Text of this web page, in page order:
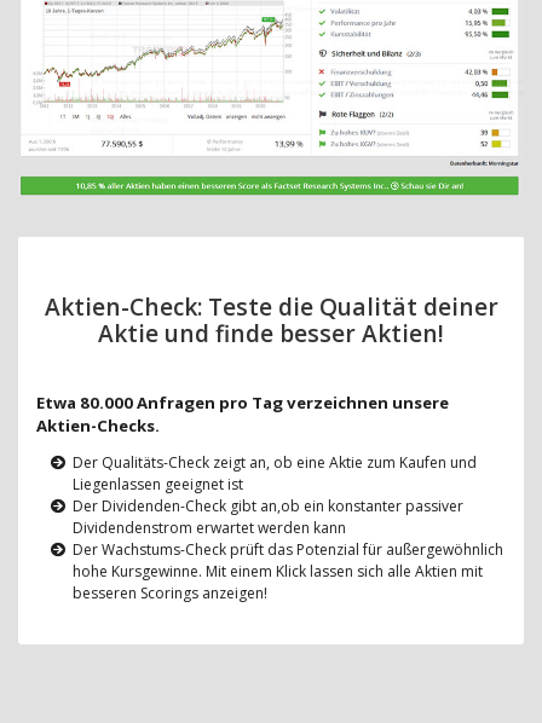
Aktien-Check: Teste die Qualität deiner
Aktie und finde besser Aktien!
Etwa 80.000 Anfragen pro Tag verzeichnen unsere
Aktien-Checks.
Der Qualitäts-Check zeigt an, ob eine Aktie zum Kaufen und
Liegenlassen geeignet ist
Der Dividenden-Check gibt an,ob ein konstanter passiver
Dividendenstrom erwartet werden kann
Der Wachstums-Check prüft das Potenzial für außergewöhnlich
hohe Kursgewinne. Mit einem Klick lassen sich alle Aktien mit
besseren Scorings anzeigen!